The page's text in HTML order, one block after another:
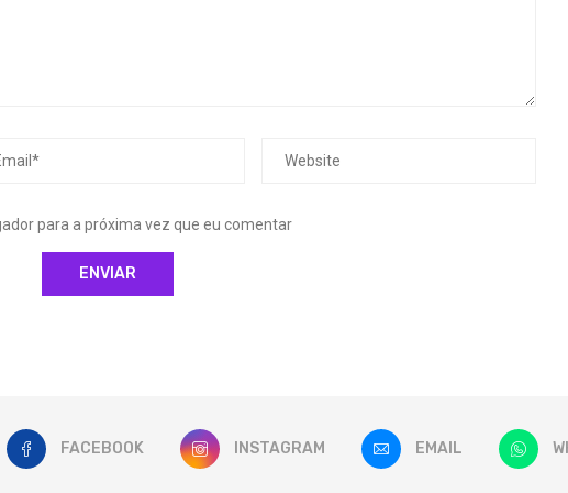
para a próxima vez que eu comentar
FACEBOOK INSTAGRAM EMAIL